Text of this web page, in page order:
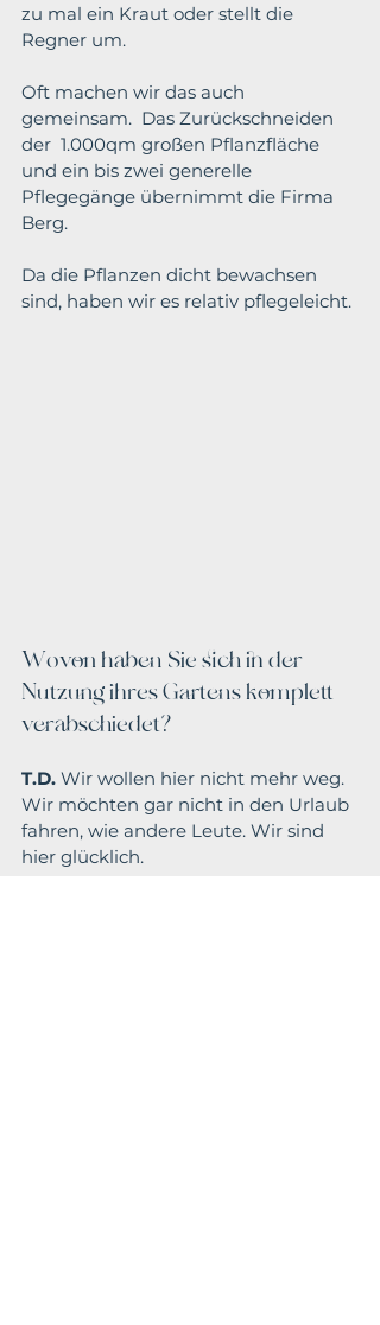
zu mal ein Kraut oder stellt die
Regner um.
Oft machen wir das auch
gemeinsam.  Das Zurückschneiden
der  1.000qm großen Pflanzfläche
und ein bis zwei generelle
Pflegegänge übernimmt die Firma
Berg.
Da die Pflanzen dicht bewachsen
sind, haben wir es relativ pflegeleicht.
Wovon haben Sie sich in der
Nutzung ihres Gartens komplett
verabschiedet?
T.D. Wir wollen hier nicht mehr weg.
Wir möchten gar nicht in den Urlaub
fahren, wie andere Leute. Wir sind
hier glücklich.